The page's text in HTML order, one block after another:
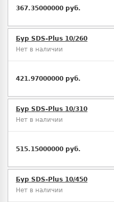
367.35000000 руб.
Бур SDS-Plus 10/260
Нет в наличии
421.97000000 руб.
Бур SDS-Plus 10/310
Нет в наличии
515.15000000 руб.
Бур SDS-Plus 10/450
Нет в наличии